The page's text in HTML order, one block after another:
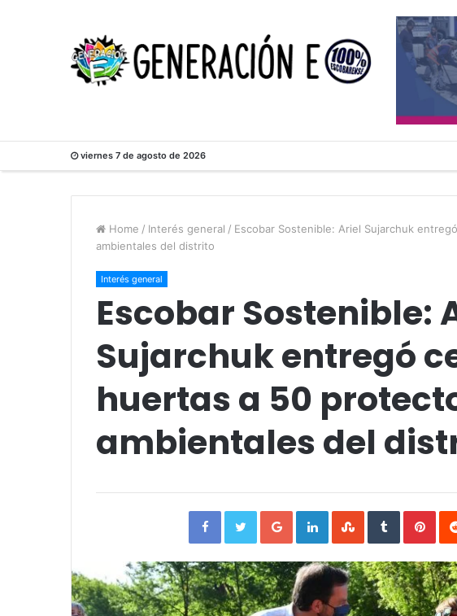
viernes 7 de agosto de 2026
Home / Interés general / Escobar Sostenible: Ariel Sujarchuk
ambientales del distrito
Interés general
Escobar Sostenible:
Sujarchuk entregó
huertas a 50
ambientales del
FacebookTwitterGoogle+LinkedInStumbleUpon
Tumblr